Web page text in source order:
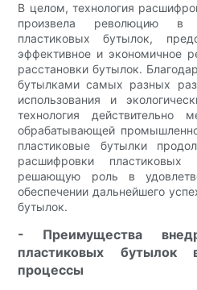
В целом, технология
произвела революцию в
пластиковых бутылок,
эффективное и экономичное
расстановки бутылок.
бутылками самых разных
использования и
технология
обрабатывающей
пластиковые бутылки
расшифровки
решающую роль в
обеспечении дальнейшего
бутылок.
- Преимущества
пластиковых бутылок
процессы